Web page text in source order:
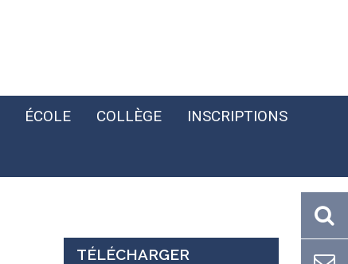
ÉCOLE COLLÈGE INSCRIPTIONS
TÉLÉCHARGER